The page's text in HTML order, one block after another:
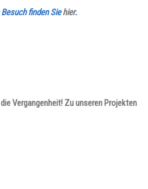
finden Siehier.
Vergangenheit! Zu unseren Projekten